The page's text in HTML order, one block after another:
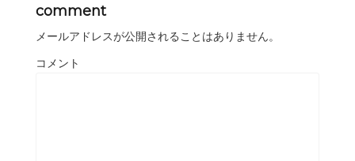
comment
メールアドレスが公開されることはありません。
コメント